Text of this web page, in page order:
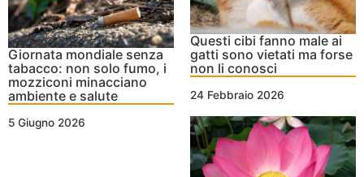
Giornata mondiale senza
tabacco: non solo fumo, i
mozziconi minacciano
ambiente e salute
5 Giugno 2026
Questi cibi fanno male ai
gatti sono vietati ma forse
non li conosci
24 Febbraio 2026